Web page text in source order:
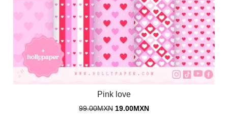
Pink love
99.00MXN 19.00MXN